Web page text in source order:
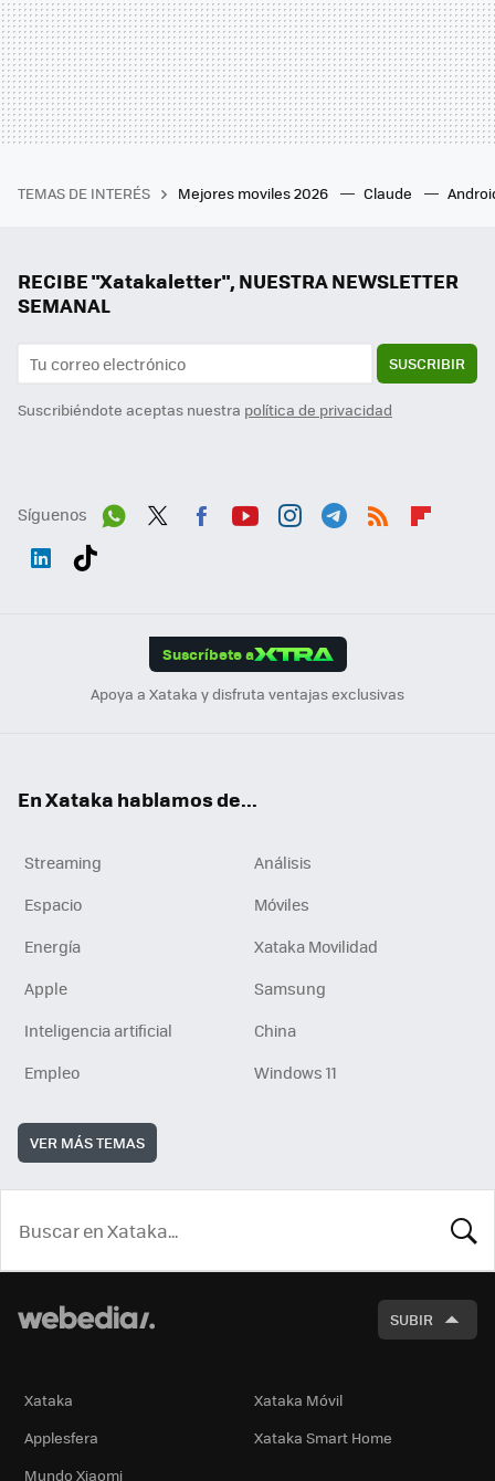
TEMAS DE INTERÉS Mejores moviles 2026 Claude
RECIBE "Xatakaletter", NUESTRA NEWSLETTER
SEMANAL
SUSCRIBIR
Suscribiéndote aceptas nuestra política de privacidad
Síguenos
Suscríbete a
Apoya a Xataka y disfruta ventajas exclusivas
En Xataka hablamos de...
Streaming
Análisis
Espacio
Móviles
Energía
Xataka Movilidad
Apple
Samsung
Inteligencia artificial
China
Empleo
Windows 11
VER MÁS TEMAS
SUBIR
Xataka
Xataka Móvil
Applesfera
Xataka Smart Home
Mundo Xiaomi